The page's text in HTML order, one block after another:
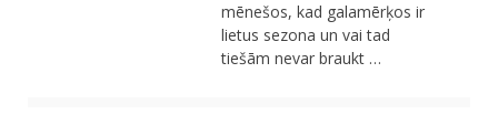
mēnešos, kad galamērķos ir
lietus sezona un vai tad
tiešām nevar braukt …